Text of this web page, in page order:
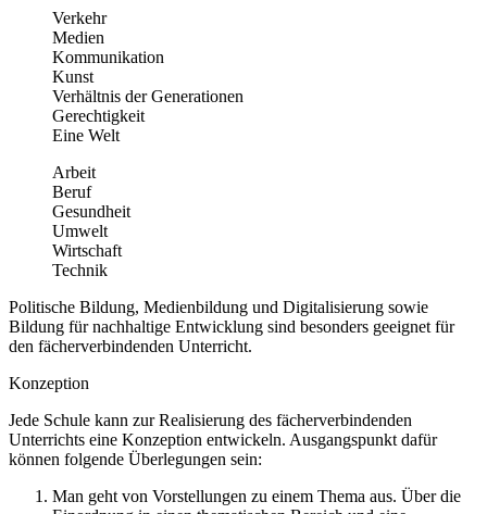
Verkehr
Medien
Kommunikation
Kunst
Verhältnis der Generationen
Gerechtigkeit
Eine Welt
Arbeit
Beruf
Gesundheit
Umwelt
Wirtschaft
Technik
Politische Bildung, Medienbildung und Digitalisierung sowie
Bildung für nachhaltige Entwicklung sind besonders geeignet für
den fächerverbindenden Unterricht.
Konzeption
Jede Schule kann zur Realisierung des fächerverbindenden
Unterrichts eine Konzeption entwickeln. Ausgangspunkt dafür
können folgende Überlegungen sein:
Man geht von Vorstellungen zu einem Thema aus. Über die